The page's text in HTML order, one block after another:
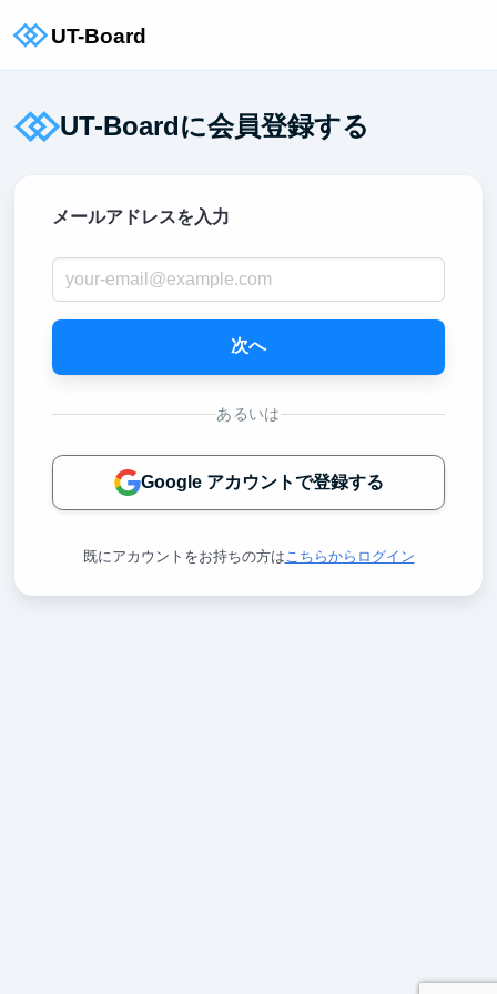
UT-Boardに会員登録する
メールアドレスを入力
次へ
あるいは
Google アカウントで登録する
既にアカウントをお持ちの方は こちらからログイン